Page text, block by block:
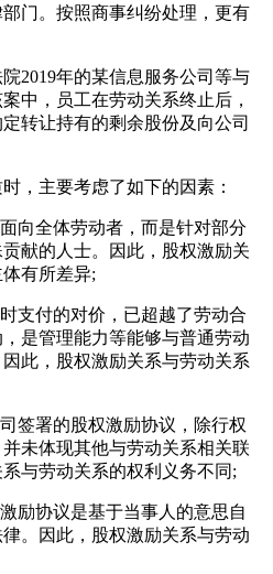
门。按照商事纠纷处理，更有
年的某信息服务公司等与
中，员工在劳动关系终止后，
转让持有的剩余股份及向公司
主要考虑了如下的因素：
全体劳动者，而是针对部分
献的人士。因此，股权激励关
有所差异;
付的对价，已超越了劳动合
是管理能力等能够与普通劳动
此，股权激励关系与劳动关系
署的股权激励协议，除行权
未体现其他与劳动关系相关联
与劳动关系的权利义务不同;
协议是基于当事人的意思自
。因此，股权激励关系与劳动